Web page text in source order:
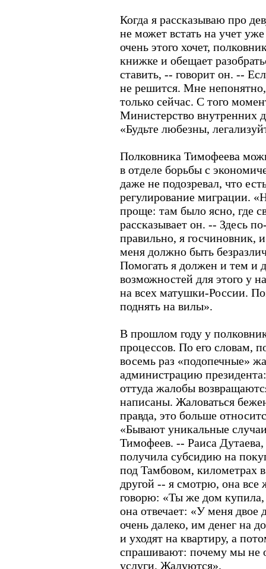
Когда я рассказываю про
не может встать на учет
очень этого хочет,
книжке и обещает
ставить, -- говорит он. --
не решится. Мне
только сейчас. С того
Министерство внутренних
«Будьте любезны,
Полковника Тимофеева
в отделе борьбы с
даже не подозревал, что
регулирование миграции.
проще: там было ясно, где
рассказывает он. -- Здесь
правильно, я госчиновник,
меня должно быть
Помогать я должен и тем и
возможностей для этого у
на всех матушки-России.
поднять на вилы».
В прошлом году у
процессов. По его словам,
восемь раз «подопечные»
администрацию
оттуда жалобы
написаны. Жаловаться
правда, это больше
«Бывают уникальные
Тимофеев. -- Раиса Дутаева,
получила субсидию на
под Тамбовом, километрах
другой -- я смотрю, она
говорю: «Ты же дом купила,
она отвечает: «У меня двое
очень далеко, им денег на
и уходят на квартиру, а
спрашивают: почему мы не
услуги. Жалуются».